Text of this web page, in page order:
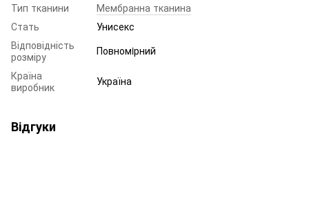
Тип тканини
Мембранна тканина
Стать
Унисекс
Відповідність
розміру
Повномiрний
Країна
виробник
Україна
Відгуки